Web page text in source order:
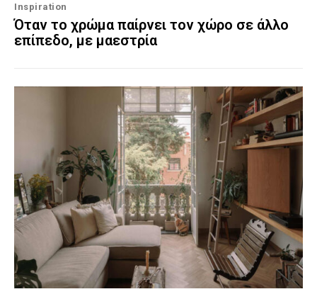
Inspiration
Όταν το χρώμα παίρνει τον χώρο σε άλλο
επίπεδο, με μαεστρία